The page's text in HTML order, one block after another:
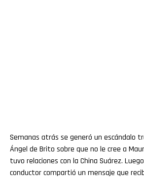
Semanas atrás se generó un escándalo
Ángel de Brito sobre que no le cree a
tuvo relaciones con la China Suárez.
conductor compartió un mensaje que